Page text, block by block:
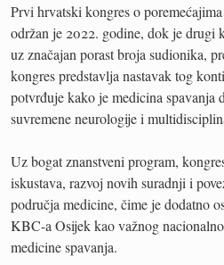
Prvi hrvatski kongres o
održan je 2022. godine, dok je drugi
uz značajan porast broja sudionika,
kongres predstavlja nastavak tog
potvrđuje kako je medicina spavanja
suvremene neurologije i
Uz bogat znanstveni program,
iskustava, razvoj novih suradnji i
područja medicine, čime je dodatno
KBC-a Osijek kao važnog
medicine spavanja.